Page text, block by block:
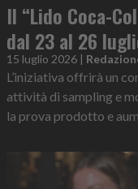
Il “Lido Coca-
dal 23 al 26
15 luglio 2026 |
L’iniziativa offrirà un
attività di sampling e
la prova prodotto e